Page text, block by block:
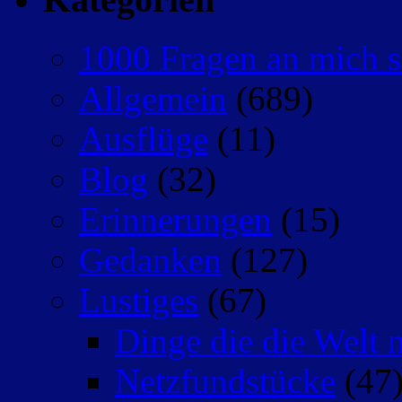
1000 Fragen an mich
Allgemein (689)
Ausflüge (11)
Blog (32)
Erinnerungen (15)
Gedanken (127)
Lustiges (67)
Dinge die die Welt
Netzfundstücke